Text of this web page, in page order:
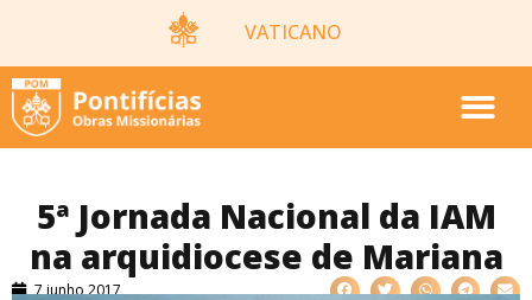
VATICANO
5ª Jornada Nacional da IAM
na arquidiocese de Mariana
7 junho 2017